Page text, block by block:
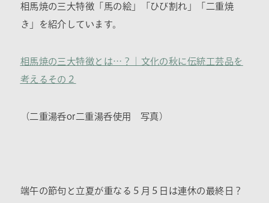
相馬焼の三大特徴「馬の絵」「ひび割れ」「二重焼
き」を紹介しています。
相馬焼の三大特徴とは…？｜文化の秋に伝統工芸品を
考えるその２
（二重湯呑or二重湯呑使用 写真）
端午の節句と立夏が重なる５月５日は連休の最終日？